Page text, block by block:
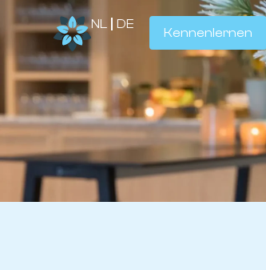
NL DE
Kennenlernen